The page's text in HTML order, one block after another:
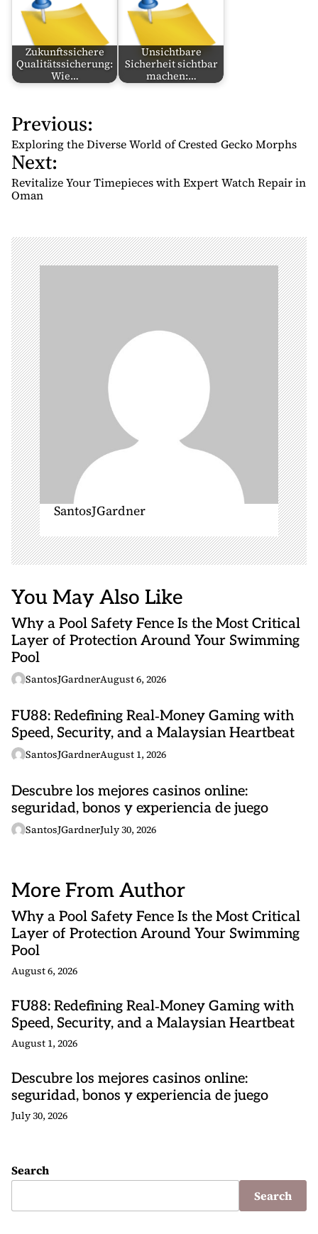
Zukunftssichere
Qualitätssicherung:
Wie…
Unsichtbare
Sicherheit sichtbar
machen:…
P
o
s
t
n
v
i
g
a
t
i
o
n
Previous:
Exploring the Diverse World of Crested Gecko Morphs
Next:
Revitalize Your Timepieces with Expert Watch Repair in
Oman
SantosJGardner
You May Also Like
Why a Pool Safety Fence Is the Most Critical
Layer of Protection Around Your Swimming
Pool
SantosJGardnerAugust 6, 2026
FU88: Redefining Real‑Money Gaming with
Speed, Security, and a Malaysian Heartbeat
SantosJGardnerAugust 1, 2026
Descubre los mejores casinos online:
seguridad, bonos y experiencia de juego
SantosJGardnerJuly 30, 2026
More From Author
Why a Pool Safety Fence Is the Most Critical
Layer of Protection Around Your Swimming
Pool
August 6, 2026
FU88: Redefining Real‑Money Gaming with
Speed, Security, and a Malaysian Heartbeat
August 1, 2026
Descubre los mejores casinos online:
seguridad, bonos y experiencia de juego
July 30, 2026
Search
Search